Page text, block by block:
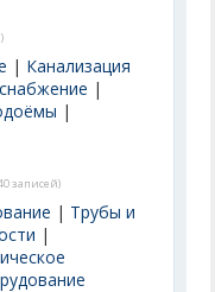
| Канализация
|
|
записей)
| Трубы и
|